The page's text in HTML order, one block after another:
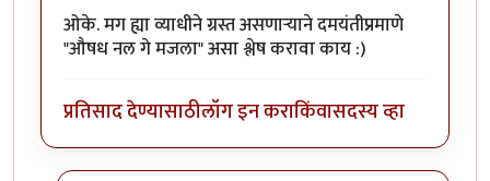
ओके. मग ह्या व्याधीने ग्रस्त असणार्‍याने दमयंतीप्रमाणे
"औषध नल गे मजला" असा श्लेष करावा काय :)
प्रतिसाद देण्यासाठीलॉग इन कराकिंवासदस्य व्हा